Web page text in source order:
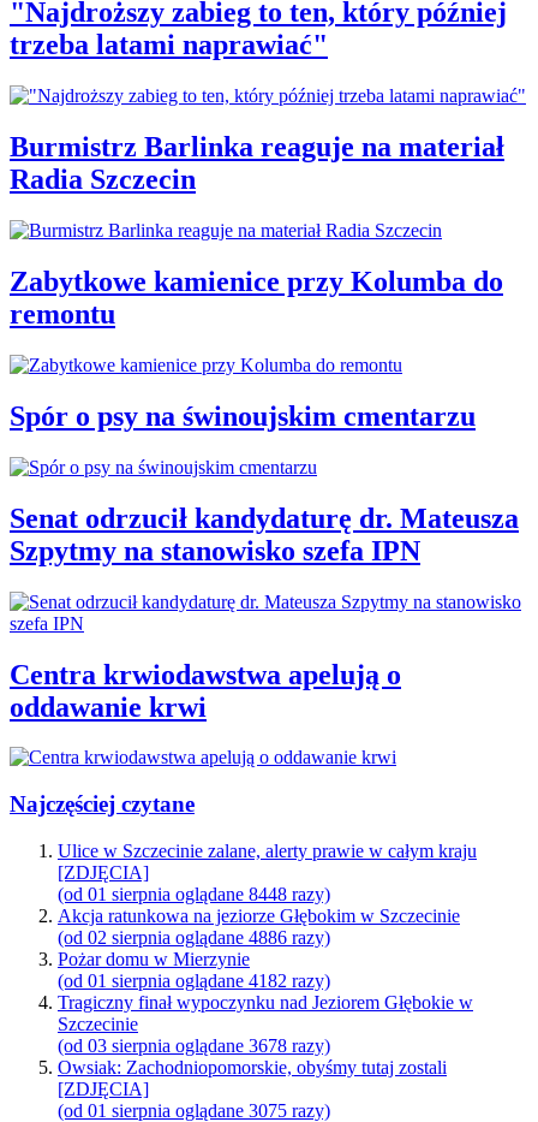
"Najdroższy zabieg to ten, który później
trzeba latami naprawiać"
Burmistrz Barlinka reaguje na materiał
Radia Szczecin
Zabytkowe kamienice przy Kolumba do
remontu
Spór o psy na świnoujskim cmentarzu
Senat odrzucił kandydaturę dr. Mateusza
Szpytmy na stanowisko szefa IPN
Centra krwiodawstwa apelują o
oddawanie krwi
Najczęściej czytane
Ulice w Szczecinie zalane, alerty prawie w całym kraju
[ZDJĘCIA]
(od 01 sierpnia oglądane 8448 razy)
Akcja ratunkowa na jeziorze Głębokim w Szczecinie
(od 02 sierpnia oglądane 4886 razy)
Pożar domu w Mierzynie
(od 01 sierpnia oglądane 4182 razy)
Tragiczny finał wypoczynku nad Jeziorem Głębokie w
Szczecinie
(od 03 sierpnia oglądane 3678 razy)
Owsiak: Zachodniopomorskie, obyśmy tutaj zostali
[ZDJĘCIA]
(od 01 sierpnia oglądane 3075 razy)